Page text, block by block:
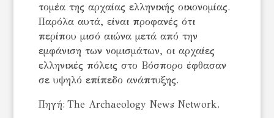
τομέα της αρχαίας ελληνικής οικονομίας.
Παρόλα αυτά, είναι προφανές ότι
περίπου μισό αιώνα μετά από την
εμφάνιση των νομισμάτων, οι αρχαίες
ελληνικές πόλεις στο Βόσπορο έφθασαν
σε υψηλό επίπεδο ανάπτυξης.
Πηγή: The Archaeology News Network.